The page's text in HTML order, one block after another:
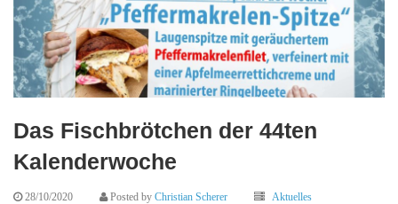
Das Fischbrötchen der 44ten
Kalenderwoche
28/10/2020 Posted by Christian Scherer Aktuelles